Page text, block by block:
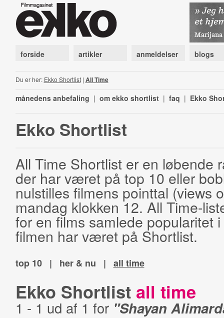
forside artikler anmeldelser blogs
Du er her: Ekko Shortlist| All Time
månedens anbefaling | om ekko shortlist | faq | Ekko
Ekko Shortlist
All Time Shortlist er en løbende
der har været på top 10 eller
nulstilles filmens pointtal (views
mandag klokken 12. All Time-
for en films samlede popularitet
filmen har været på Shortlist.
top 10 | her & nu | all time
Ekko Shortlist all time
1 - 1 ud af 1 for "Shayan